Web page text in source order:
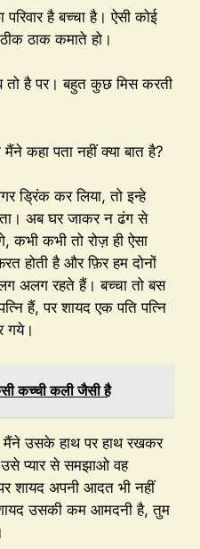
है बच्चा है। ऐसी कोई
ठाक कमाते हो।
तो है पर। बहुत कुछ मिस करती
कहा पता नहीं क्या बात है?
ड्रिंक कर लिया, तो इन्हे
अब घर जाकर न ढंग से
कभी तो रोज़ ही ऐसा
होती है और फ़िर हम दोनों
अलग रहते हैं। बच्चा तो बस
हैं, पर शायद एक पति पत्नि
गये।
कच्ची कली जैसी है
मैंने उसके हाथ पर हाथ रखकर
प्यार से समझाओ वह
शायद अपनी आदत भी नहीं
उसकी कम आमदनी है, तुम